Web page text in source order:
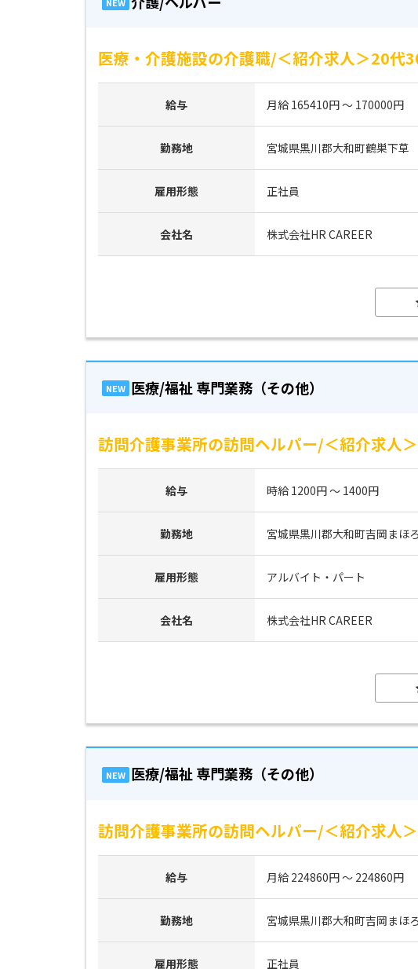
医療・介護施設の介護職/＜紹介求人＞20代
給与 月給 165410円 ～ 170000円
勤務地 宮城県黒川郡大和町鶴巣下草
雇用形態 正社員
会社名 株式会社HR CAREER
NEW 医療/福祉 専門業務（その他）
訪問介護事業所の訪問ヘルパー/＜紹介求人
給与 時給 1200円 ～ 1400円
勤務地 宮城県黒川郡大和町吉岡まほ
雇用形態 アルバイト・パート
会社名 株式会社HR CAREER
NEW 医療/福祉 専門業務（その他）
訪問介護事業所の訪問ヘルパー/＜紹介求
給与 月給 224860円 ～ 224860円
勤務地 宮城県黒川郡大和町吉岡まほ
雇用形態 正社員